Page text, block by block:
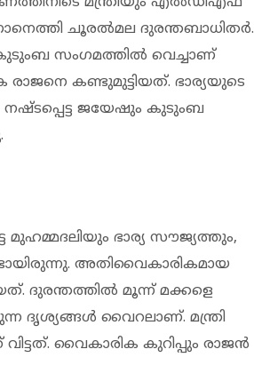
ചൂരല്‍മല ദുരന്തബാധിതര്‍.
കുടുംബ സംഗമത്തില്‍ വെച്ചാണ്
കണ്ടുമുട്ടിയത്. ഭാര്യയുടെ
നഷ്ടപ്പെട്ട ജയേഷും കുടുംബ
മുഹമ്മദലിയും ഭാര്യ സൗജ്യത്തും,
അതിവൈകാരികമായ
ദുരന്തത്തില്‍ മൂന്ന് മക്കളെ
ദൃശ്യങ്ങള്‍ വൈറലാണ്. മന്ത്രി
വൈകാരിക കുറിപ്പും രാജന്‍